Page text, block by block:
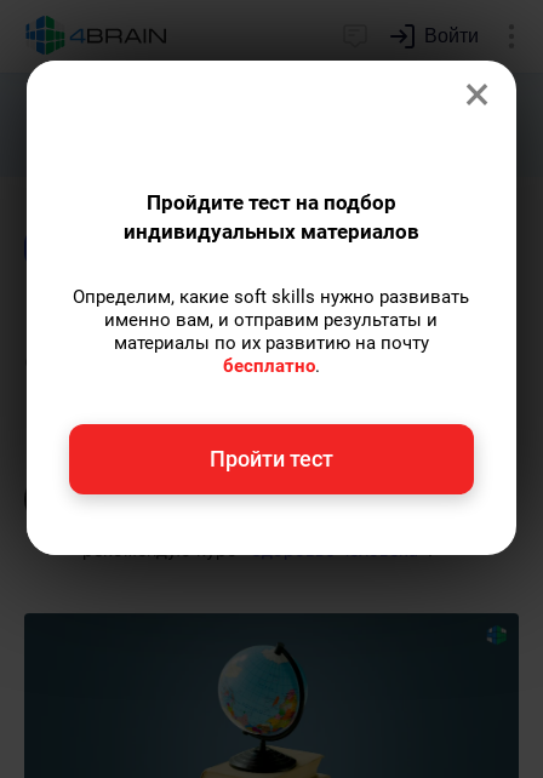
Войти
Подарим индивидуальный план
Образование Психология
Как пандемия повлияла на
саморазвитие
— автор-популяризатор
экспертных знаний по саморазвитию,
преподаватель танцев.Пишу статьи по теме
×
Пройдите тест на подбор
индивидуальных материалов
Определим, какие soft skills нужно развивать
именно вам, и отправим результаты и
материалы по их развитию на почту
бесплатно.
Пройти тест